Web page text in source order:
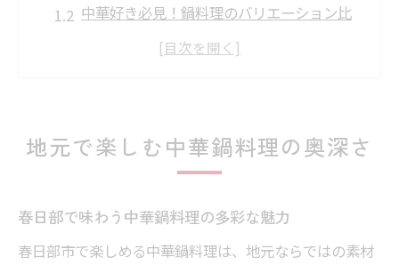
中華好き必見！鍋料理のバリエーション比
春日部の中華料理人気スポット徹底調査
本格中華を求めるなら春日部の鍋料理が熱
い
地元で楽しむ中華鍋料理の奥深さ
春日部で味わう中華鍋料理の多彩な魅力
春日部市で楽しめる中華鍋料理は、地元ならではの素材